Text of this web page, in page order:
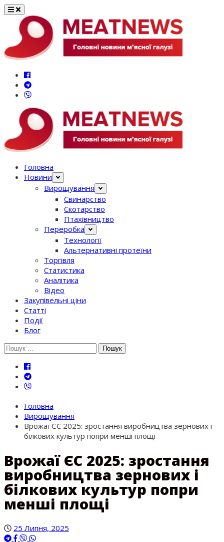
Перейти
вмісту
Головна
Новини
Вирощування
Свинарство
Скотарство
Птахівництво
Переробка
Технології
Альтернативні протеїни
Торгівля
Статистика
Аналітика
Відео
Закупівельні ціни
Статті
Події
Блог
Шукати:
Головна
Вирощування
Врожаї ЄС 2025: зростання виробництва зернових і
білкових культур попри менші площі
Врожаї ЄС 2025: зростання
виробництва зернових і
білкових культур попри
менші площі
25 Липня, 2025